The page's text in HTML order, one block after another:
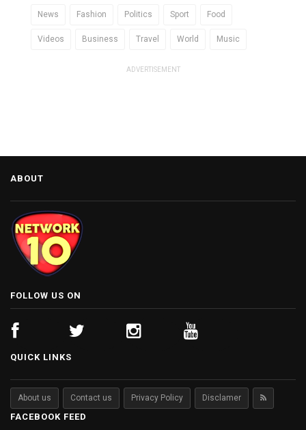
News Fashion Politics Sport Food
Videos Business Travel World Music
ADVERTISEMENT
ABOUT
FOLLOW US ON
QUICK LINKS
About us Contact us Privacy Policy Disclamer
FACEBOOK FEED